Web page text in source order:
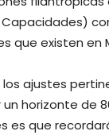
que existen en
ajustes
horizonte de
es que